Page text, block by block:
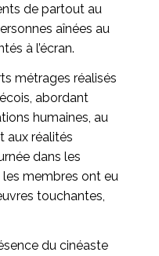
de partout au
aînées au
à l’écran.
métrages réalisés
abordant
humaines, au
aux réalités
dans les
les membres ont eu
touchantes,
du cinéaste